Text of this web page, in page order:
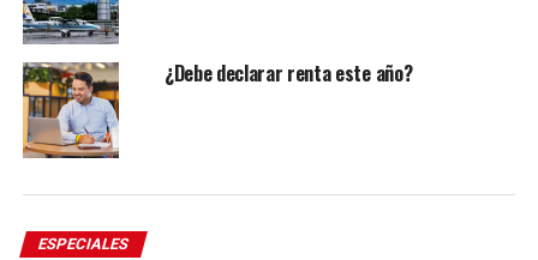
¿Debe declarar renta este año?
ESPECIALES